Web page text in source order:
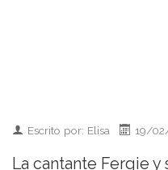
Escrito por: Elisa 19/
La cantante Fergie